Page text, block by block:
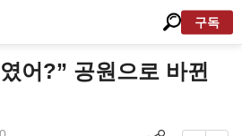
구독
어?” 공원으로 바뀐